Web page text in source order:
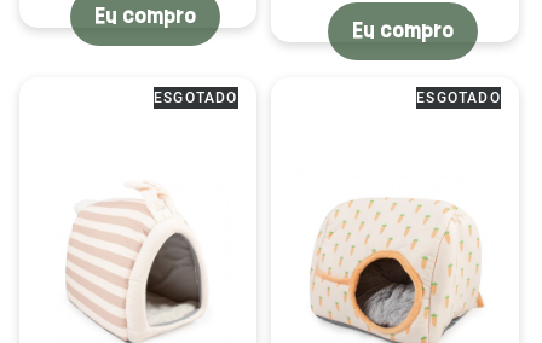
Eu compro
Eu compro
ESGOTADO ESGOTADO